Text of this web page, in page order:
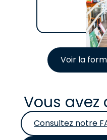
Voir la
Vous avez
Consultez notre